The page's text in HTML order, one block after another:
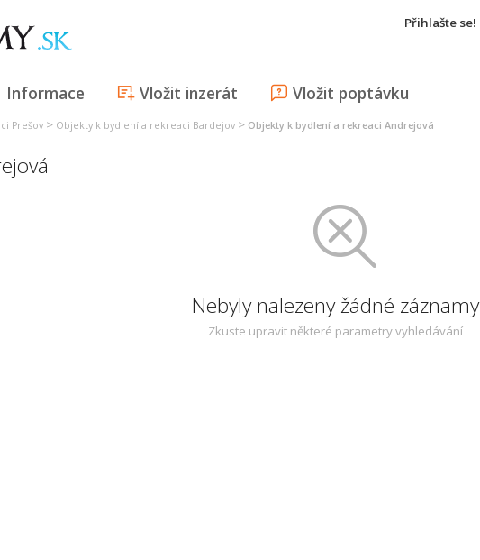
Přihlašte se!
Informace Vložit inzerát Vložit poptávku
Prešov > Objekty k bydlení a rekreaci Bardejov > Objekty k bydlení a rekreaci Andrejová
Nebyly nalezeny žádné záznamy
Zkuste upravit některé parametry vyhledávání